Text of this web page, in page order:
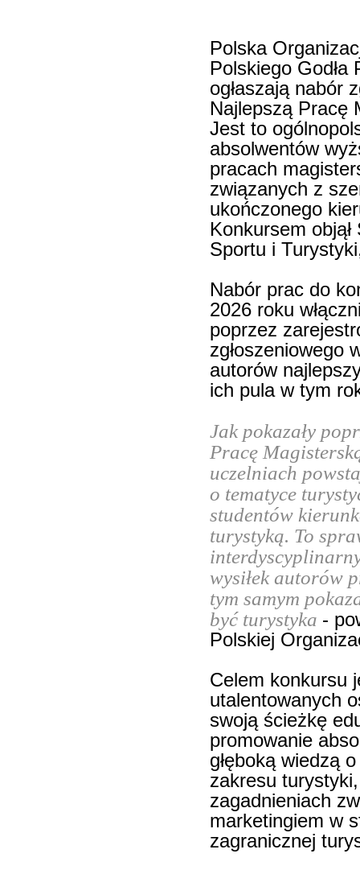
Polska
Polskiego
ogłaszają nabór
Najlepszą Pracę
Jest to
absolwentów
pracach
związanych z
ukończonego
Konkursem
Sportu i
Nabór prac do
2026 roku
poprzez
zgłoszeniowego
autorów
ich pula w tym
Jak pokazały
Pracę
uczelniach
o tematyce
studentów
turystyką. To
wysiłek autorów
tym samym
być turystyka -
Polskiej
Celem konkursu
utalentowanych
swoją ścieżkę
promowanie
głęboką wiedzą
zakresu
zagadnieniach
marketingiem w
zagranicznej